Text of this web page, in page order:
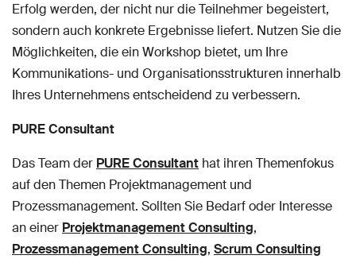
Erfolg werden, der nicht nur die Teilnehmer begeistert,
sondern auch konkrete Ergebnisse liefert. Nutzen Sie die
Möglichkeiten, die ein Workshop bietet, um Ihre
Kommunikations- und Organisationsstrukturen innerhalb
Ihres Unternehmens entscheidend zu verbessern.
PURE Consultant
Das Team der PURE Consultant hat ihren Themenfokus
auf den Themen Projektmanagement und
Prozessmanagement. Sollten Sie Bedarf oder Interesse
an einer Projektmanagement Consulting,
Prozessmanagement Consulting, Scrum Consulting